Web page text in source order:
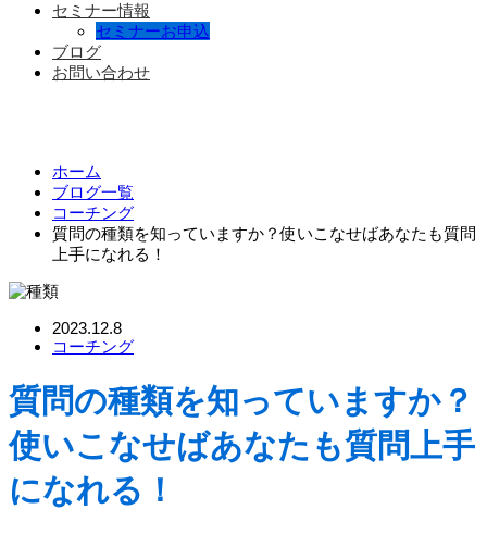
セミナー情報
セミナーお申込
ブログ
お問い合わせ
ホーム
ブログ一覧
コーチング
質問の種類を知っていますか？使いこなせばあなたも質問
上手になれる！
2023.12.8
コーチング
質問の種類を知っていますか？
使いこなせばあなたも質問上手
になれる！